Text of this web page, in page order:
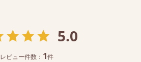
5.0
レビュー件数： 1件